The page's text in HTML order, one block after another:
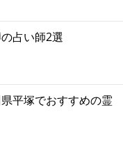
占い師2選
平塚でおすすめの霊